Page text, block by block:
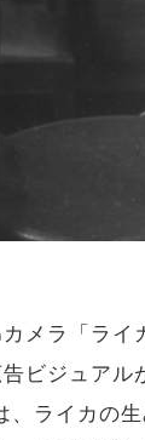
メラ「ライ
ビジュアル
、ライカの